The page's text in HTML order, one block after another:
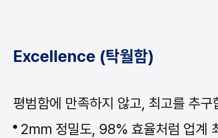
Excellence (탁월함)
평범함에 만족하지 않고, 최고를 추구
2mm 정밀도, 98% 효율처럼 업계